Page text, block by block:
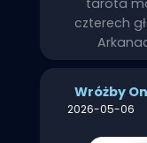
czterech
Wróżby
2026-05-06